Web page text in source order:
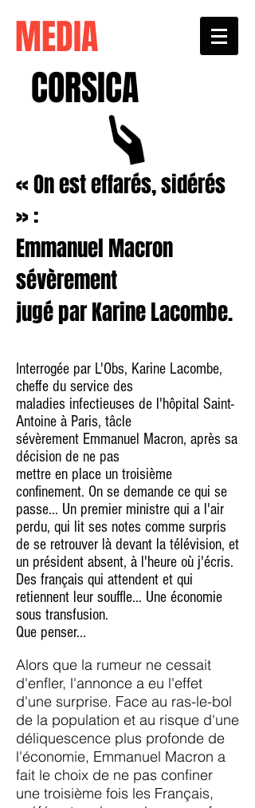
MEDIA
CORSICA
« On est effarés, sidérés
» :
Emmanuel Macron
sévèrement
jugé par Karine Lacombe.
Interrogée par L'Obs, Karine Lacombe,
cheffe du service des
maladies infectieuses de l'hôpital Saint-
Antoine à Paris, tâcle
sévèrement Emmanuel Macron, après sa
décision de ne pas
mettre en place un troisième
confinement. On se demande ce qui se
passe... Un premier ministre qui a l'air
perdu, qui lit ses notes comme surpris
de se retrouver là devant la télévision, et
un président absent, à l'heure où j'écris.
Des français qui attendent et qui
retiennent leur souffle... Une économie
sous transfusion.
Que penser...
Alors que la rumeur ne cessait
d'enfler, l'annonce a eu l'effet
d'une surprise. Face au ras-le-bol
de la population et au risque d'une
déliquescence plus profonde de
l'économie, Emmanuel Macron a
fait le choix de ne pas confiner
une troisième fois les Français,